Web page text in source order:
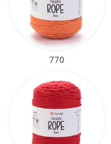
770